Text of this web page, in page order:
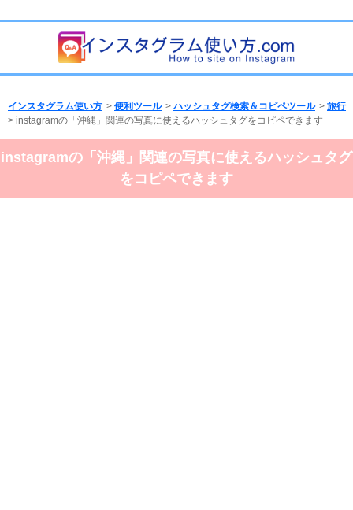
インスタグラム使い方 > 便利ツール >ハッシュタグ検索＆コピペツール > 旅行
> instagramの「沖縄」関連の写真に使えるハッシュタグをコピペできます
instagramの「沖縄」関連の写真に使えるハッシュタグ
をコピペできます